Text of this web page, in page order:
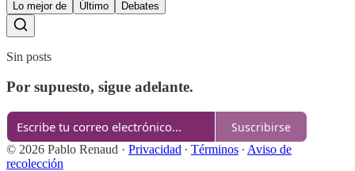
Lo mejor de Último Debates
Sin posts
Por supuesto, sigue adelante.
Suscribirse
© 2026 Pablo Renaud · Privacidad ∙ Términos ∙ Aviso de
recolección